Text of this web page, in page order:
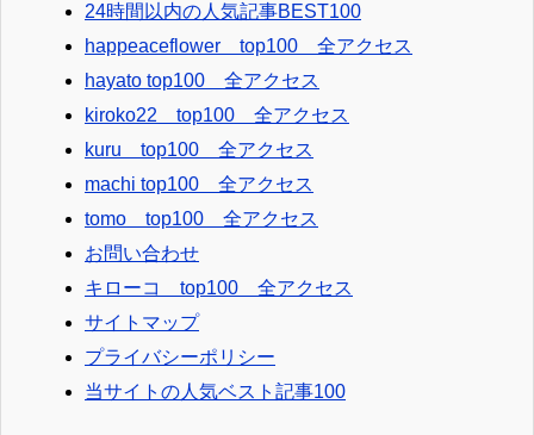
24時間以内の人気記事BEST100
happeaceflower top100 全アクセス
hayato top100 全アクセス
kiroko22 top100 全アクセス
kuru top100 全アクセス
machi top100 全アクセス
tomo top100 全アクセス
お問い合わせ
キローコ top100 全アクセス
サイトマップ
プライバシーポリシー
当サイトの人気ベスト記事100